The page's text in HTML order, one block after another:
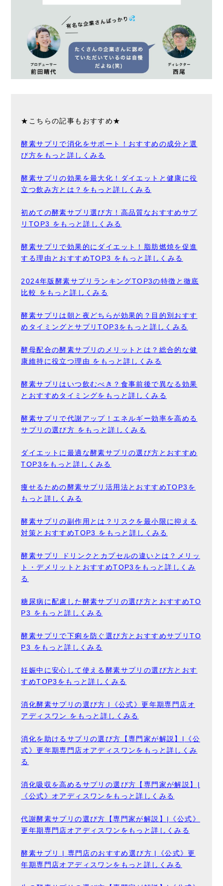
★こちらの記事もおすすめ★
酵素サプリで消化をサポート！おすすめの成分と選
び方をもっと詳しくみる
酵素サプリの効果を最大化！ダイエットと健康に役
立つ飲み方とは？をもっと詳しくみる
初めての酵素サプリ選び方！高品質なおすすめサプ
リTOP3 をもっと詳しくみる
酵素サプリで効果的にダイエット！脂肪燃焼を促進
する理由とおすすめTOP3 をもっと詳しくみる
2024年版酵素サプリランキングTOP3の特徴と徹底
比較 をもっと詳しくみる
酵素サプリは朝と夜どちらが効果的？目的別おすす
めタイミングとサプリTOP3をもっと詳しくみる
酵母配合の酵素サプリのメリットとは？総合的な健
康維持に役立つ理由 をもっと詳しくみる
酵素サプリはいつ飲むべき？食事前後で異なる効果
とおすすめタイミングをもっと詳しくみる
酵素サプリで代謝アップ！エネルギー効率を高める
サプリの選び方 をもっと詳しくみる
ダイエットに最適な酵素サプリの選び方とおすすめ
TOP3をもっと詳しくみる
痩せるための酵素サプリ活用法とおすすめTOP3を
もっと詳しくみる
酵素サプリの副作用とは？リスクを最小限に抑える
対策とおすすめTOP3 をもっと詳しくみる
酵素サプリ ドリンクとカプセルの違いとは？メリッ
ト・デメリットとおすすめTOP3をもっと詳しくみ
る
糖尿病に配慮した酵素サプリの選び方とおすすめTO
P3 をもっと詳しくみる
酵素サプリで下痢を防ぐ選び方とおすすめサプリTO
P3 をもっと詳しくみる
妊娠中に安心して使える酵素サプリの選び方とおす
すめTOP3をもっと詳しくみる
消化酵素サプリの選び方 |《公式》更年期専門店オ
アディスワン をもっと詳しくみる
消化を助けるサプリの選び方【専門家が解説】|《公
式》更年期専門店オアディスワンをもっと詳しくみ
る
消化吸収を高めるサプリの選び方【専門家が解説】|
《公式》オアディスワンをもっと詳しくみる
代謝酵素サプリの選び方【専門家が解説】|《公式》
更年期専門店オアディスワンをもっと詳しくみる
酵素サプリ | 専門店のおすすめ選び方 |《公式》更
年期専門店オアディスワンをもっと詳しくみる